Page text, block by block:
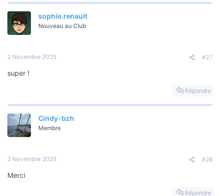
sophie.renault
Nouveau au Club
2 Novembre 2025 #27
super !
Répondre
Cindy-bzh
Membre
2 Novembre 2025 #28
Merci
Répondre